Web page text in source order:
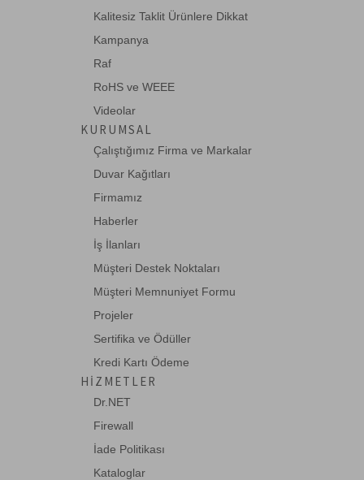
Kalitesiz Taklit Ürünlere Dikkat
Kampanya
Raf
RoHS ve WEEE
Videolar
KURUMSAL
Çalıştığımız Firma ve Markalar
Duvar Kağıtları
Firmamız
Haberler
İş İlanları
Müşteri Destek Noktaları
Müşteri Memnuniyet Formu
Projeler
Sertifika ve Ödüller
Kredi Kartı Ödeme
HIZMETLER
Dr.NET
Firewall
İade Politikası
Kataloglar